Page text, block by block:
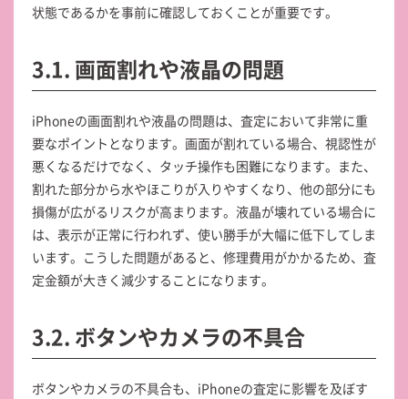
状態であるかを事前に確認しておくことが重要です。
3.1. 画面割れや液晶の問題
iPhoneの画面割れや液晶の問題は、査定において非常に重
要なポイントとなります。画面が割れている場合、視認性が
悪くなるだけでなく、タッチ操作も困難になります。また、
割れた部分から水やほこりが入りやすくなり、他の部分にも
損傷が広がるリスクが高まります。液晶が壊れている場合に
は、表示が正常に行われず、使い勝手が大幅に低下してしま
います。こうした問題があると、修理費用がかかるため、査
定金額が大きく減少することになります。
3.2. ボタンやカメラの不具合
ボタンやカメラの不具合も、iPhoneの査定に影響を及ぼす